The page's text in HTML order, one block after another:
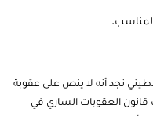
.
نجد أنه لا ينص على عقوبة
العقوبات الساري في